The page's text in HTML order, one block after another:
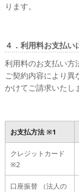
ります。
４．利用料お支払い
利用料のお支払い方
ご契約内容により異
かけてご請求いたし
お支払方法 ※1
クレジットカード
※2
口座振替 （法人の